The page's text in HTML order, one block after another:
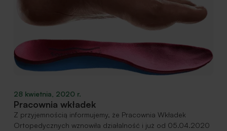
28 kwietnia, 2020 r.
Pracownia wkładek
Z przyjemnością informujemy, że Pracownia Wkładek
Ortopedycznych wznowiła działalność i już od 05.04.2020